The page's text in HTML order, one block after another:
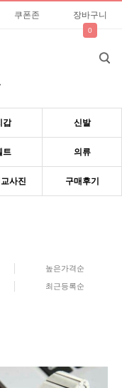
쿠폰존 장바구니
0
갑 신발
트 의류
사진 구매후기
높은가격순
최근등록순